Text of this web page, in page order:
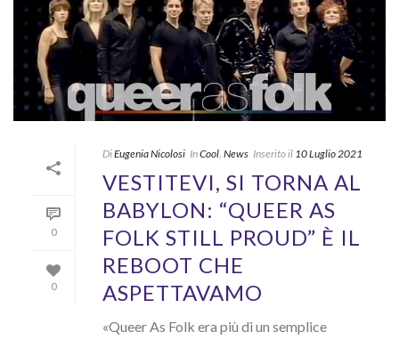
0
0
DiEugenia Nicolosi InCool, News Inserito il 10 Luglio 2021
VESTITEVI, SI TORNA AL
BABYLON: “QUEER AS
FOLK STILL PROUD” È IL
REBOOT CHE
ASPETTAVAMO
«Queer As Folk era più di un semplice